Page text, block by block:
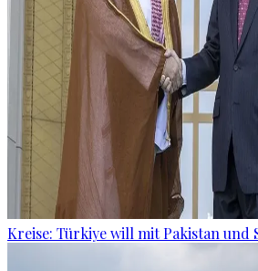
Kreise: Türkiye will mit Pakistan